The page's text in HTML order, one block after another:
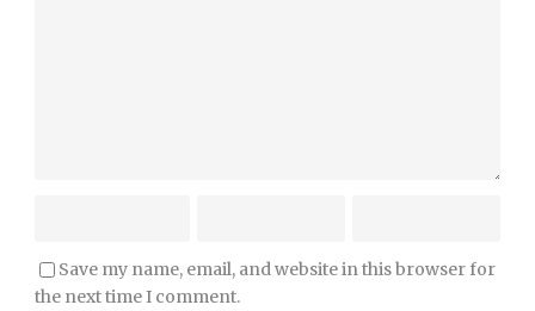
Save my name, email, and website in this browser for
the next time I comment.